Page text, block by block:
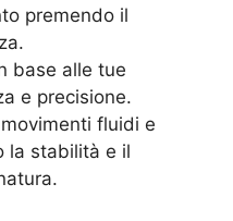
premendo il
base alle tue
e precisione.
fluidi e
la stabilità e il